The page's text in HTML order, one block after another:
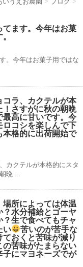
てます。今年はお菓
。今年はお菓子用ではな
コラ、カクテルが本
！さすがに秋の朝晩
最高に甘いです。今
ロコシを楽しんで下
本格的に出荷開始で
カクテルが本格的にスタ
晩 ...
所によっては体温
？水分補給とゴーヤ
生で食べてもチャ
い
苦いのが苦手な
おくと苦味が減り
の苦味がたまらない
子にマヨネーズでが